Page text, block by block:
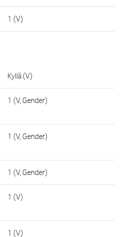
1 (V)
Kyllä (V)
1 (V, Gender)
1 (V, Gender)
1 (V, Gender)
1 (V)
1 (V)